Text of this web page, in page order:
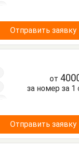
Отправить заявку
от
за номер за 1
Отправить заявку